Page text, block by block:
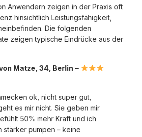
Anwendern zeigen in der Praxis oft
hinsichtlich Leistungsfähigkeit,
Die folgenden
zeigen typische Eindrücke aus der
Matze, 34, Berlin –
ok, nicht super gut,
es mir nicht. Sie geben mir
50% mehr Kraft und ich
stärker pumpen – keine